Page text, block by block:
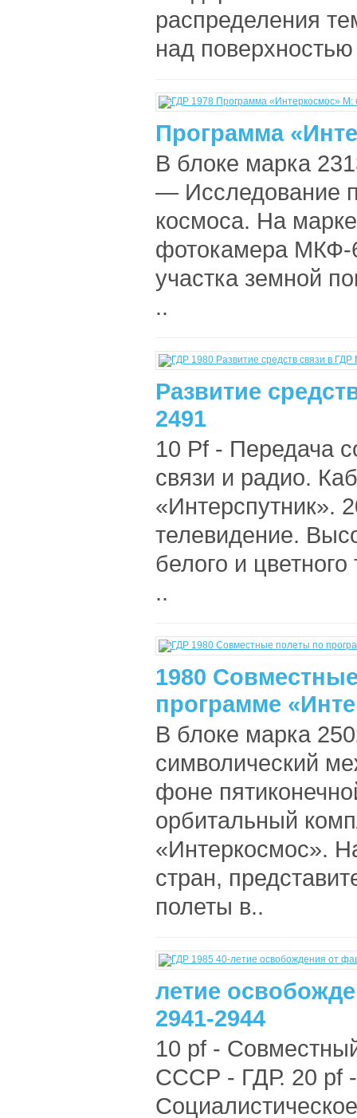
распределения
над
Программа
В блоке марка
— Исследование
космоса. На
фотокамера МКФ-
участка земной
..
Развитие
2491
10 Pf - Передача
связи и радио.
«Интерспутник».
телевидение.
белого и
..
1980
программе
В блоке марка
символический
фоне
орбитальный
«Интеркосмос».
стран,
полеты в..
летие
2941-2944
10 pf -
СССР - ГДР. 20 pf -